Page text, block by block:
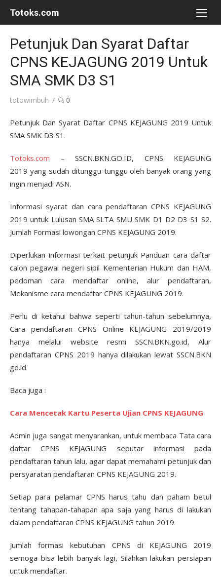
Totoks.com
Petunjuk Dan Syarat Daftar
CPNS KEJAGUNG 2019 Untuk
SMA SMK D3 S1
Author
totowimbuh 0
Petunjuk Dan Syarat Daftar CPNS KEJAGUNG 2019 Untuk
SMA SMK D3 S1.
Totoks.com – SSCN.BKN.GO.ID, CPNS KEJAGUNG
2019 yang sudah ditunggu-tunggu oleh banyak orang yang
ingin menjadi ASN.
Informasi syarat dan cara pendaftaran CPNS KEJAGUNG
2019 untuk Lulusan SMA SLTA SMU SMK D1 D2 D3 S1 S2.
Jumlah Formasi lowongan CPNS KEJAGUNG 2019.
Diperlukan informasi terkait petunjuk Panduan cara daftar
calon pegawai negeri sipil Kementerian Hukum dan HAM,
pedoman cara mendaftar online, alur pendaftaran,
Mekanisme cara mendaftar CPNS KEJAGUNG 2019.
Perlu di ketahui bahwa seperti tahun-tahun sebelumnya,
Cara pendaftaran CPNS Online KEJAGUNG 2019/2019
hanya melalui website resmi SSCN.BKN.go.id, Alur
pendaftaran CPNS 2019 hanya dilakukan lewat SSCN.BKN
go.id.
Baca juga :
Cara Mencetak Kartu Peserta Ujian CPNS KEJAGUNG
Admin juga sangat menyarankan, untuk membaca Tata cara
daftar CPNS KEJAGUNG seputar informasi pada
pendaftaran tahun lalu, agar dapat memahami petunjuk dan
persyaratan pendaftaran CPNS KEJAGUNG 2019.
Setiap para pelamar CPNS harus tahu dan paham betul
tentang tahapan-tahapan apa saja yang harus di lakukan
dalam pendaftaran CPNS KEJAGUNG tahun 2019.
Jumlah formasi kebutuhan CPNS di KEJAGUNG 2019
semoga bisa lebih banyak lagi, Silahkan lakukan persiapan
untuk mendaftar.